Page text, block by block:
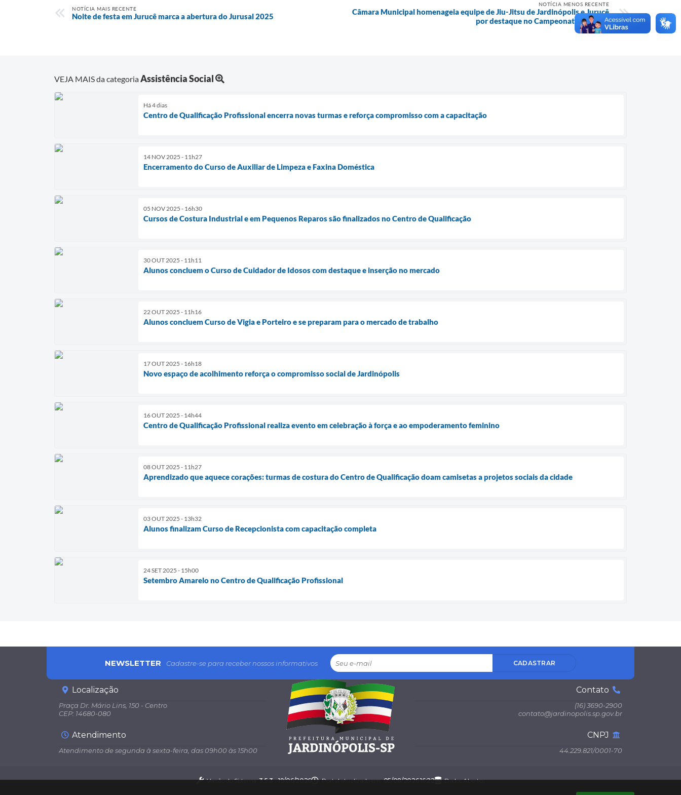
NOTÍCIA MAIS RECENTE
Noite de festa em Jurucê marca a abertura do Jurusal 2025
NOTÍCIA MENOS RECENTE
Câmara Municipal homenageia equipe de Jiu-Jitsu de Jardinópolis e Jurucê
por destaque no Campeonato Paulista
VEJA MAIS da categoriaAssistência Social
Há 4 dias
Centro de Qualificação Profissional encerra novas turmas e reforça compromisso com a capacitação
14 NOV 2025 - 11h27
Encerramento do Curso de Auxiliar de Limpeza e Faxina Doméstica
05 NOV 2025 - 16h30
Cursos de Costura Industrial e em Pequenos Reparos são finalizados no Centro de Qualificação
30 OUT 2025 - 11h11
Alunos concluem o Curso de Cuidador de Idosos com destaque e inserção no mercado
22 OUT 2025 - 11h16
Alunos concluem Curso de Vigia e Porteiro e se preparam para o mercado de trabalho
17 OUT 2025 - 16h18
Novo espaço de acolhimento reforça o compromisso social de Jardinópolis
16 OUT 2025 - 14h44
Centro de Qualificação Profissional realiza evento em celebração à força e ao empoderamento feminino
08 OUT 2025 - 11h27
Aprendizado que aquece corações: turmas de costura do Centro de Qualificação doam camisetas a projetos sociais da cidade
03 OUT 2025 - 13h32
Alunos finalizam Curso de Recepcionista com capacitação completa
24 SET 2025 - 15h00
Setembro Amarelo no Centro de Qualificação Profissional
NEWSLETTER Cadastre-se para receber nossos informativos CADASTRAR
Localização
Praça Dr. Mário Lins, 150 - Centro
CEP: 14680-080
Contato
(16) 3690-2900
contato@jardinopolis.sp.gov.br
Atendimento
Atendimento de segunda à sexta-feira, das 09h00 às 15h00
CNPJ
44.229.821/0001-70
Versão do Sistema:3.5.3 - 19/06/2026 Portal atualizado em:05/08/2026 16:22 Dados Abertos